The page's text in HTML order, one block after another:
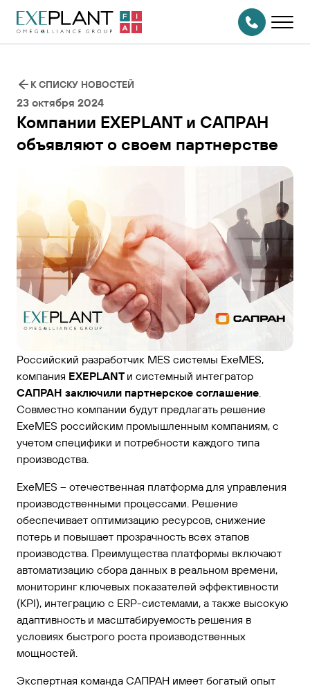
На главную
страницу
СВЯЗАТЬСЯ
С НАМИ
23 октября 2024
Компании EXEPLANT и САПРАН
объявляют о своем партнерстве
Российский разработчик MES системы ExeMES,
компания EXEPLANTи системный интегратор
САПРАН заключили партнерское соглашение
Совместно компании будут предлагать решение
ExeMES российским промышленным компаниям, с
учетом специфики и потребности каждого типа
производства.
ExeMES – отечественная платформа для управления
производственными процессами. Решение
обеспечивает оптимизацию ресурсов, снижение
потерь и повышает прозрачность всех этапов
производства. Преимущества платформы включают
автоматизацию сбора данных в реальном времени,
мониторинг ключевых показателей эффективности
(KPI), интеграцию с ERP-системами, а также высокую
адаптивность и масштабируемость решения в
условиях быстрого роста производственных
мощностей.
Экспертная команда САПРАН имеет богатый опыт
К СПИСКУ НОВОСТЕЙ